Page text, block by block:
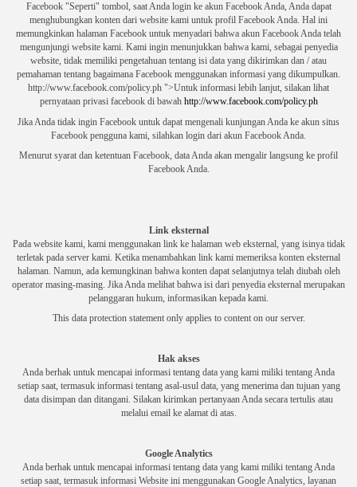
Facebook "Seperti" tombol, saat Anda login ke akun Facebook Anda, Anda dapat
menghubungkan konten dari website kami untuk profil Facebook Anda. Hal ini
memungkinkan halaman Facebook untuk menyadari bahwa akun Facebook Anda telah
mengunjungi website kami. Kami ingin menunjukkan bahwa kami, sebagai penyedia
website, tidak memiliki pengetahuan tentang isi data yang dikirimkan dan / atau
pemahaman tentang bagaimana Facebook menggunakan informasi yang dikumpulkan.
http://www.facebook.com/policy.ph ">Untuk informasi lebih lanjut, silakan lihat
pernyataan privasi facebook di bawah http://www.facebook.com/policy.ph
Jika Anda tidak ingin Facebook untuk dapat mengenali kunjungan Anda ke akun situs
Facebook pengguna kami, silahkan login dari akun Facebook Anda.
Menurut syarat dan ketentuan Facebook, data Anda akan mengalir langsung ke profil
Facebook Anda.
Link eksternal
Pada website kami, kami menggunakan link ke halaman web eksternal, yang isinya tidak
terletak pada server kami. Ketika menambahkan link kami memeriksa konten eksternal
halaman. Namun, ada kemungkinan bahwa konten dapat selanjutnya telah diubah oleh
operator masing-masing. Jika Anda melihat bahwa isi dari penyedia eksternal merupakan
pelanggaran hukum, informasikan kepada kami.
This data protection statement only applies to content on our server.
Hak akses
Anda berhak untuk mencapai informasi tentang data yang kami miliki tentang Anda
setiap saat, termasuk informasi tentang asal-usul data, yang menerima dan tujuan yang
data disimpan dan ditangani. Silakan kirimkan pertanyaan Anda secara tertulis atau
melalui email ke alamat di atas.
Google Analytics
Anda berhak untuk mencapai informasi tentang data yang kami miliki tentang Anda
setiap saat, termasuk informasi Website ini menggunakan Google Analytics, layanan